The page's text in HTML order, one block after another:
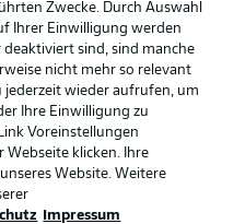
Voreinstellungen verwalten
Nutzungsbedingungen
Kontakt
Impressum
Spieler
Zwecke. Durch Auswahl
Ihrer Einwilligung werden
sind, sind manche
nicht mehr so relevant
jederzeit wieder aufrufen, um
Ihre Einwilligung zu
Voreinstellungen
Webseite klicken. Ihre
Website. Weitere
Impressum